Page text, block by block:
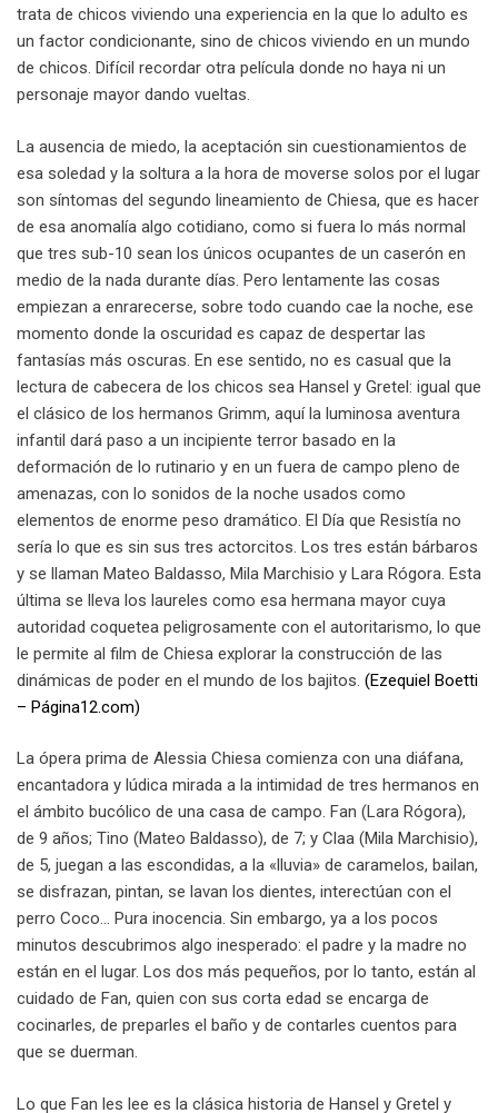
trata de chicos viviendo una experiencia en la que lo adulto es
un factor condicionante, sino de chicos viviendo en un mundo
de chicos. Difícil recordar otra película donde no haya ni un
personaje mayor dando vueltas.
La ausencia de miedo, la aceptación sin cuestionamientos de
esa soledad y la soltura a la hora de moverse solos por el lugar
son síntomas del segundo lineamiento de Chiesa, que es hacer
de esa anomalía algo cotidiano, como si fuera lo más normal
que tres sub-10 sean los únicos ocupantes de un caserón en
medio de la nada durante días. Pero lentamente las cosas
empiezan a enrarecerse, sobre todo cuando cae la noche, ese
momento donde la oscuridad es capaz de despertar las
fantasías más oscuras. En ese sentido, no es casual que la
lectura de cabecera de los chicos sea Hansel y Gretel: igual que
el clásico de los hermanos Grimm, aquí la luminosa aventura
infantil dará paso a un incipiente terror basado en la
deformación de lo rutinario y en un fuera de campo pleno de
amenazas, con lo sonidos de la noche usados como
elementos de enorme peso dramático. El Día que Resistía no
sería lo que es sin sus tres actorcitos. Los tres están bárbaros
y se llaman Mateo Baldasso, Mila Marchisio y Lara Rógora. Esta
última se lleva los laureles como esa hermana mayor cuya
autoridad coquetea peligrosamente con el autoritarismo, lo que
le permite al film de Chiesa explorar la construcción de las
dinámicas de poder en el mundo de los bajitos. (Ezequiel Boetti
– Página12.com)
La ópera prima de Alessia Chiesa comienza con una diáfana,
encantadora y lúdica mirada a la intimidad de tres hermanos en
el ámbito bucólico de una casa de campo. Fan (Lara Rógora),
de 9 años; Tino (Mateo Baldasso), de 7; y Claa (Mila Marchisio),
de 5, juegan a las escondidas, a la «lluvia» de caramelos, bailan,
se disfrazan, pintan, se lavan los dientes, interectúan con el
perro Coco… Pura inocencia. Sin embargo, ya a los pocos
minutos descubrimos algo inesperado: el padre y la madre no
están en el lugar. Los dos más pequeños, por lo tanto, están al
cuidado de Fan, quien con sus corta edad se encarga de
cocinarles, de preparles el baño y de contarles cuentos para
que se duerman.
Lo que Fan les lee es la clásica historia de Hansel y Gretel y